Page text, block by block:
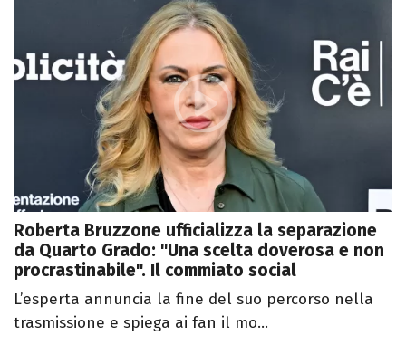
Roberta Bruzzone ufficializza la separazione
da Quarto Grado: "Una scelta doverosa e non
procrastinabile". Il commiato social
L’esperta annuncia la fine del suo percorso nella
trasmissione e spiega ai fan il mo...